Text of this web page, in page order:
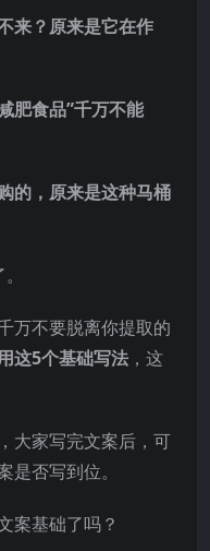
来？原来是它在作
肥食品”千万不能
的，原来是这种马桶
万不要脱离你提取的
这5个基础写法 ，这
大家写完文案后，可
否写到位。